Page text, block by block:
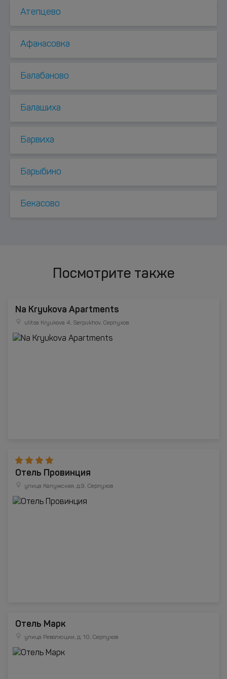
Атепцево
Афанасовка
Балабаново
Балашиха
Барвиха
Барыбино
Бекасово
Посмотрите также
Na Kryukova Apartments
ulitsa Kryukova 4, Serpukhov, Серпухов
Отель Провинция
улица Калужская, д.9, Серпухов
Отель Марк
улица Революции, д. 10, Серпухов